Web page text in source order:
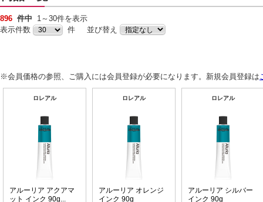
896 件中
1～30件を表示
表示件数
件 並び替え
※会員価格の参照、ご購入には会員登録が必要になります。新規会員登録は
ロレアル
アルーリア アクアマ
ット インク 90g...
ロレアル
アルーリア オレンジ
インク 90g
ロレアル
アルーリア シルバー
インク 90g